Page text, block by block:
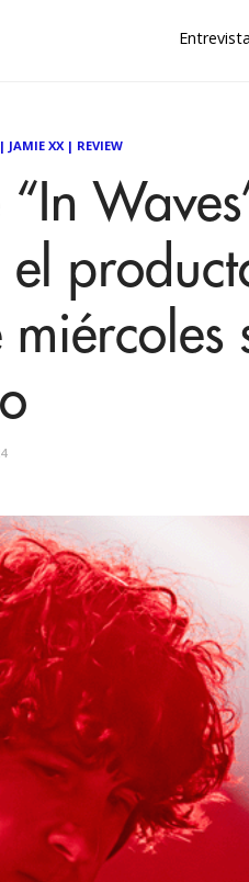
| JAMIE XX| REVIEW